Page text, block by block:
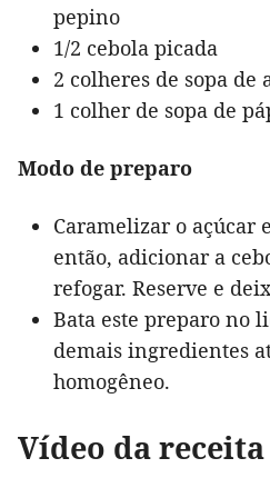
pepino
1/2 cebola picada
2 colheres de sopa de
1 colher de sopa de
Modo de preparo
Caramelizar o açúcar
então, adicionar a
refogar. Reserve e
Bata este preparo no
demais ingredientes
homogêneo.
Vídeo da receita